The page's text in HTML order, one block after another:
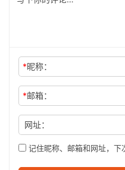
*昵称：
*邮箱：
网址：
记住昵称、邮箱和网址，下